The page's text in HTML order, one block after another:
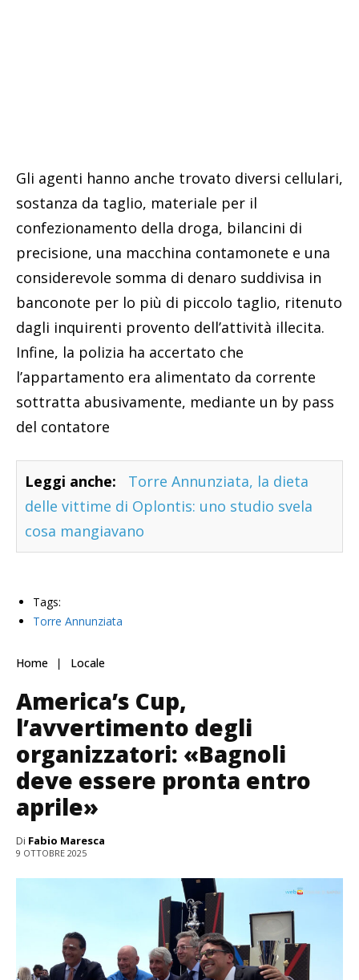
Gli agenti hanno anche trovato diversi cellulari,
sostanza da taglio, materiale per il
confezionamento della droga, bilancini di
precisione, una macchina contamonete e una
considerevole somma di denaro suddivisa in
banconote per lo più di piccolo taglio, ritenuto
dagli inquirenti provento dell’attività illecita.
Infine, la polizia ha accertato che
l’appartamento era alimentato da corrente
sottratta abusivamente, mediante un by pass
del contatore
Leggi anche:
Torre Annunziata, la dieta
delle vittime di Oplontis: uno studio svela
cosa mangiavano
Tags:
Torre Annunziata
Home Locale
America’s Cup,
l’avvertimento degli
organizzatori: «Bagnoli
deve essere pronta entro
aprile»
Di Fabio Maresca
9 OTTOBRE 2025